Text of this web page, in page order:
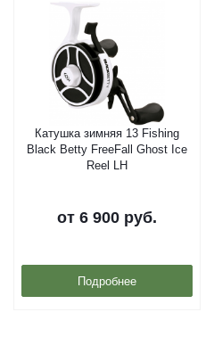
Катушка зимняя 13 Fishing
Black Betty FreeFall Ghost Ice
Reel LH
от 6 900 руб.
Подробнее